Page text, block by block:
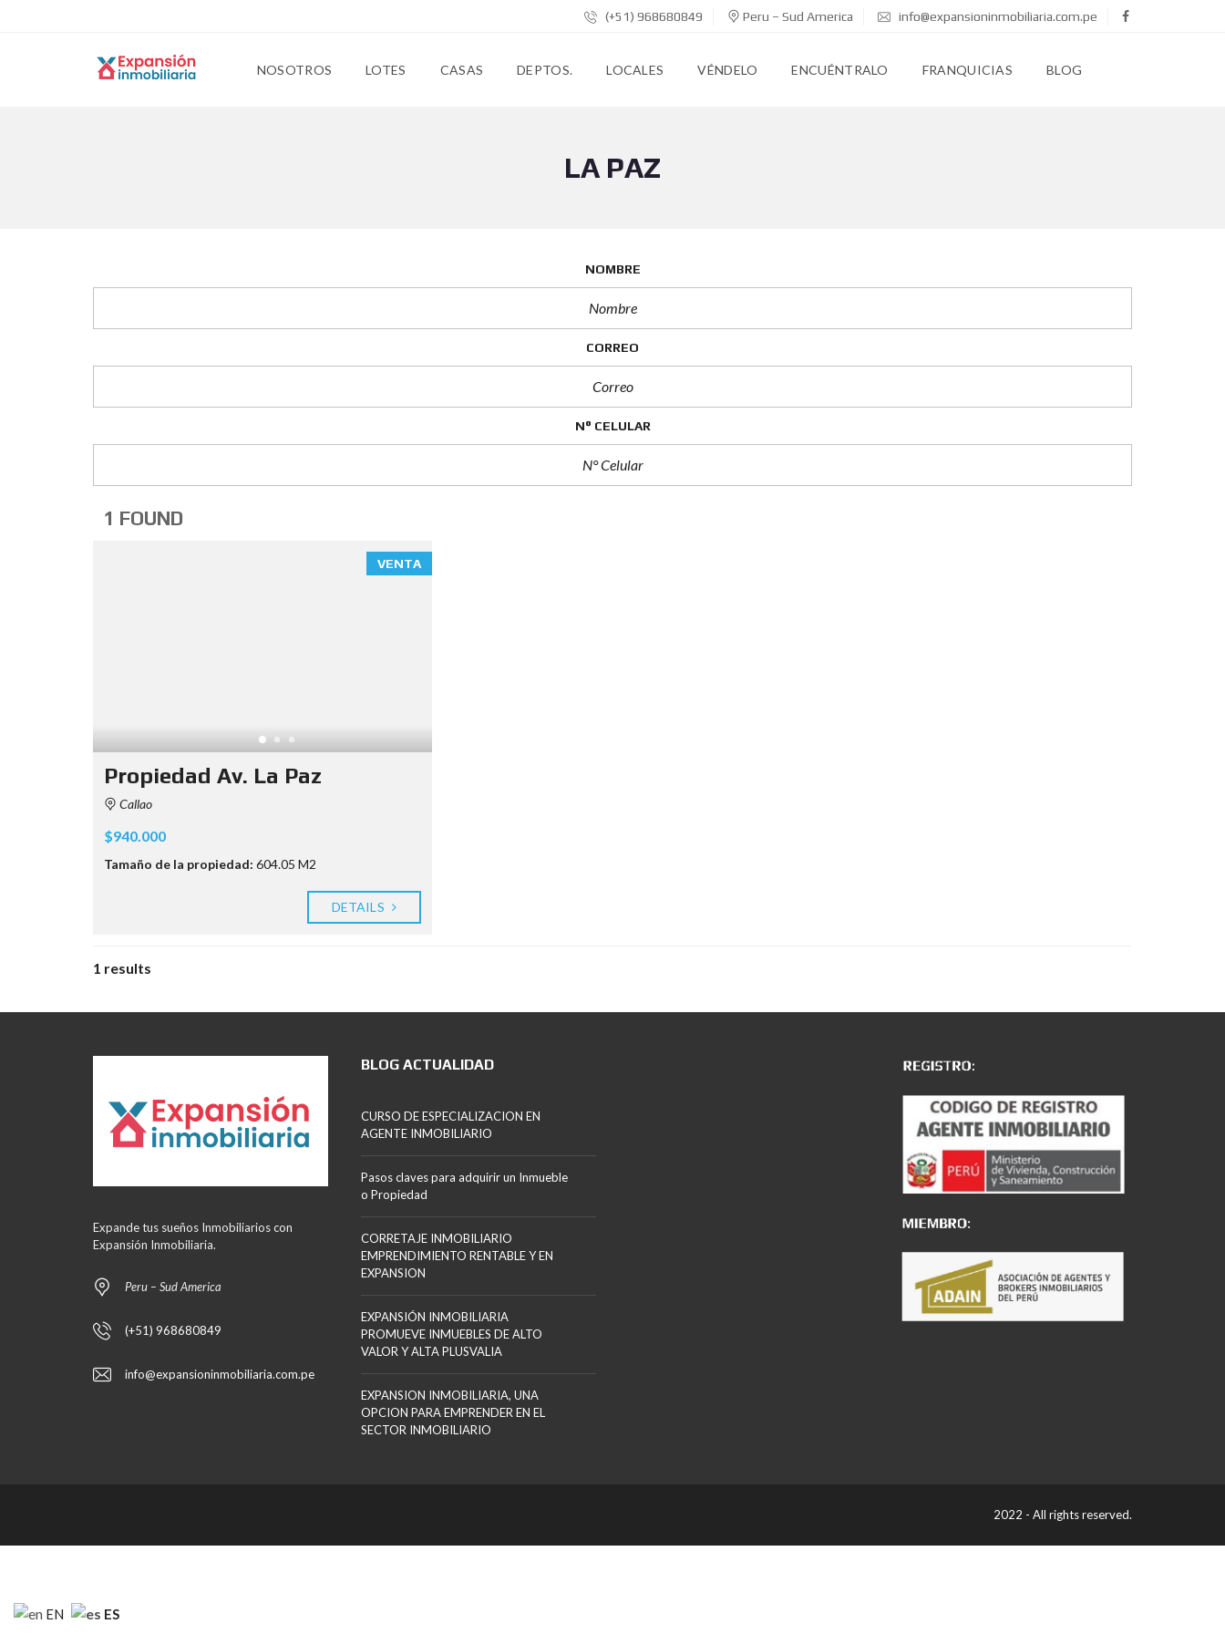
(+51) 968680849 Peru – Sud America info@expansioninmobiliaria.com.pe
NOSOTROS LOTES CASAS DEPTOS. LOCALES VÉNDELO ENCUÉNTRALO FRANQUICIAS BLOG
LA PAZ
NOMBRE
CORREO
N° CELULAR
1 FOUND
VENTA
Propiedad Av. La Paz
Callao
$940.000
Tamaño de la propiedad: 604.05 M2
DETAILS
1 results
Expande tus sueños Inmobiliarios con
Expansión Inmobiliaria.
Peru – Sud America
(+51) 968680849
info@expansioninmobiliaria.com.pe
BLOG ACTUALIDAD
CURSO DE ESPECIALIZACION EN
AGENTE INMOBILIARIO
Pasos claves para adquirir un Inmueble
o Propiedad
CORRETAJE INMOBILIARIO
EMPRENDIMIENTO RENTABLE Y EN
EXPANSION
EXPANSIÓN INMOBILIARIA
PROMUEVE INMUEBLES DE ALTO
VALOR Y ALTA PLUSVALIA
EXPANSION INMOBILIARIA, UNA
OPCION PARA EMPRENDER EN EL
SECTOR INMOBILIARIO
2022 - All rights reserved.
EN ES